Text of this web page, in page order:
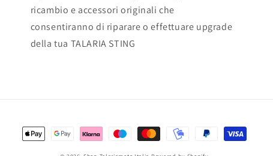
ricambio e accessori originali che
consentiranno di riparare o effettuare upgrade
della tua TALARIA STING
Metodi